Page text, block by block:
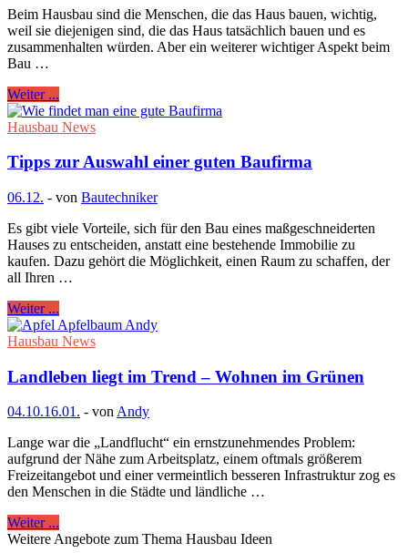
Beim Hausbau sind die Menschen, die das Haus bauen, wichtig,
weil sie diejenigen sind, die das Haus tatsächlich bauen und es
zusammenhalten würden. Aber ein weiterer wichtiger Aspekt beim
Bau …
Weiter ...
Hausbau News
Tipps zur Auswahl einer guten Baufirma
06.12. - von Bautechniker
Es gibt viele Vorteile, sich für den Bau eines maßgeschneiderten
Hauses zu entscheiden, anstatt eine bestehende Immobilie zu
kaufen. Dazu gehört die Möglichkeit, einen Raum zu schaffen, der
all Ihren …
Weiter ...
Hausbau News
Landleben liegt im Trend – Wohnen im Grünen
04.10.16.01. - vonAndy
Lange war die „Landflucht“ ein ernstzunehmendes Problem:
aufgrund der Nähe zum Arbeitsplatz, einem oftmals größerem
Freizeitangebot und einer vermeintlich besseren Infrastruktur zog es
den Menschen in die Städte und ländliche …
Weiter ...
Weitere Angebote zum Thema Hausbau Ideen